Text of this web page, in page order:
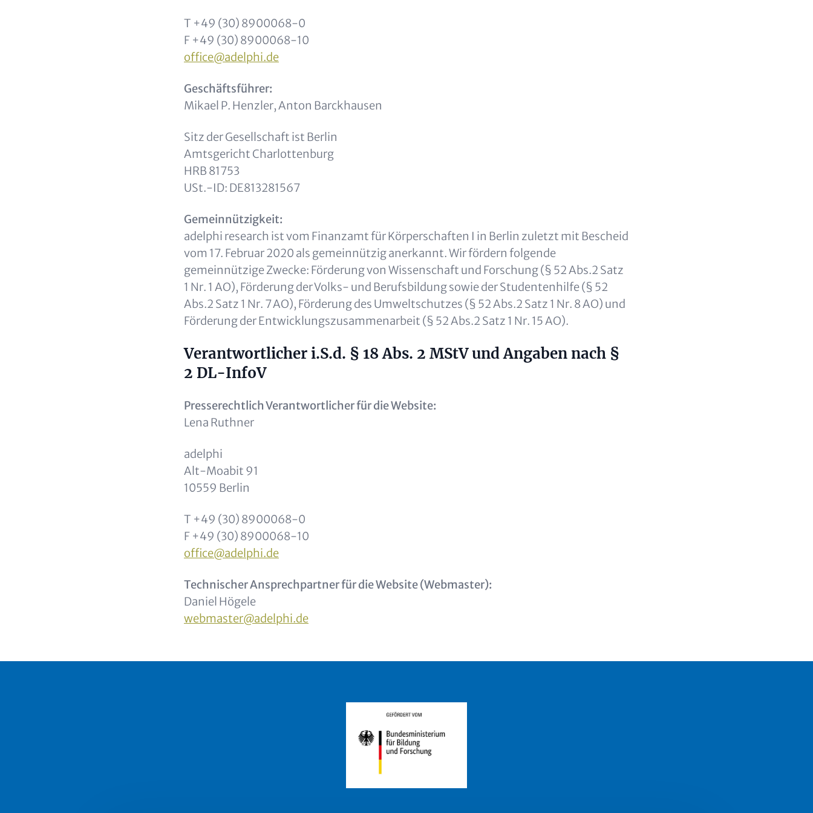
T +49 (30) 8900068-0
F +49 (30) 8900068-10
office@adelphi.de
Geschäftsführer:
Mikael P. Henzler, Anton Barckhausen
Sitz der Gesellschaft ist Berlin
Amtsgericht Charlottenburg
HRB 81753
USt.-ID: DE813281567
Gemeinnützigkeit:
adelphi research ist vom Finanzamt für Körperschaften I in Berlin zuletzt mit Bescheid
vom 17. Februar 2020 als gemeinnützig anerkannt. Wir fördern folgende
gemeinnützige Zwecke: Förderung von Wissenschaft und Forschung (§ 52 Abs.2 Satz
1 Nr. 1 AO), Förderung der Volks- und Berufsbildung sowie der Studentenhilfe (§ 52
Abs.2 Satz 1 Nr. 7 AO), Förderung des Umweltschutzes (§ 52 Abs.2 Satz 1 Nr. 8 AO) und
Förderung der Entwicklungszusammenarbeit (§ 52 Abs.2 Satz 1 Nr. 15 AO).
Verantwortlicher i.S.d. § 18 Abs. 2 MStV und Angaben nach §
2 DL-InfoV
Presserechtlich Verantwortlicher für die Website:
Lena Ruthner
adelphi
Alt-Moabit 91
10559 Berlin
T +49 (30) 8900068-0
F +49 (30) 8900068-10
office@adelphi.de
Technischer Ansprechpartner für die Website (Webmaster):
Daniel Högele
webmaster@adelphi.de